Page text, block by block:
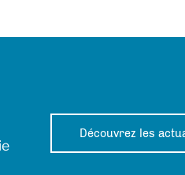
Découvrez les